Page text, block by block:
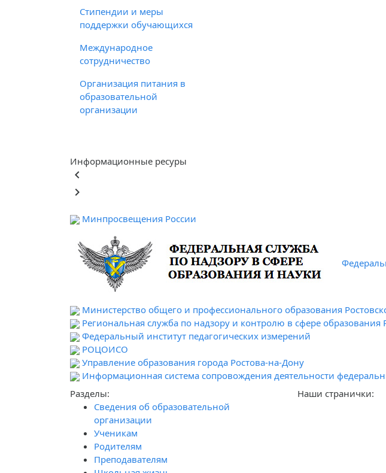
Стипендии и меры
поддержки обучающихся
Международное
сотрудничество
Организация питания в
образовательной
организации
Информационные ресуры
keyboard_arrow_left
keyboard_arrow_right
Минпросвещения России
Министерство общего и профессионального образования
Региональная служба по надзору и контролю в сфере образования
Федеральный институт педагогических измерений
РОЦОИСО
Управление образования города Ростова-на-Дону
Информационная система сопровождения деятельности
Разделы:
Сведения об образовательной
организации
Ученикам
Родителям
Преподавателям
Наши странички: